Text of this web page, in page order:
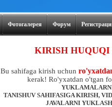
Фотогалерея Форум
KIRISH HUQUQI
Bu sahifaga kirish uchun
kerak! Ro'yxatdan o'tgan
TANISHUV SAHIFASIGA KIRISH,
JAVALARNI